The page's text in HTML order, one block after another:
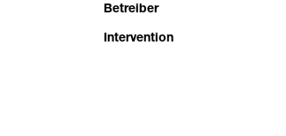
Betreiber
Intervention